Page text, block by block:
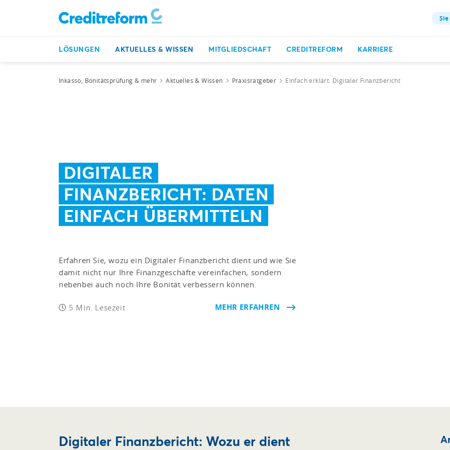
LÖSUNGEN AKTUELLES & WISSEN MITGLIEDSCHAFT CREDITREFORM KARRIERE
Inkasso, Bonitätsprüfung & mehr Aktuelles & Wissen Praxisratgeber Einfach erklärt: Digitaler Finanzbericht
DIGITALER
FINANZBERICHT: DATEN
EINFACH ÜBERMITTELN
Erfahren Sie, wozu ein Digitaler Finanzbericht dient und wie Sie
damit nicht nur Ihre Finanzgeschäfte vereinfachen, sondern
nebenbei auch noch Ihre Bonität verbessern können.
5 Min. Lesezeit MEHR ERFAHREN
Digitaler Finanzbericht: Wozu er dient